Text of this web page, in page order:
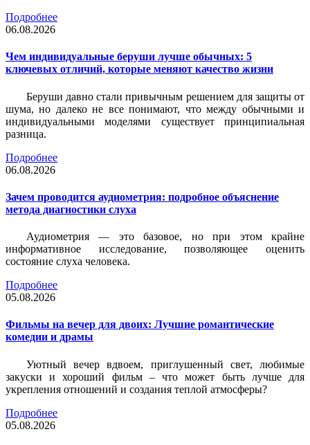
Подробнее
06.08.2026
Чем индивидуальные беруши лучше обычных: 5
ключевых отличий, которые меняют качество жизни
Беруши давно стали привычным решением для защиты от
шума, но далеко не все понимают, что между обычными и
индивидуальными моделями существует принципиальная
разница.
Подробнее
06.08.2026
Зачем проводится аудиометрия: подробное объяснение
метода диагностики слуха
Аудиометрия — это базовое, но при этом крайне
информативное исследование, позволяющее оценить
состояние слуха человека.
Подробнее
05.08.2026
Фильмы на вечер для двоих: Лучшие романтические
комедии и драмы
Уютный вечер вдвоем, приглушенный свет, любимые
закуски и хороший фильм – что может быть лучше для
укрепления отношений и создания теплой атмосферы?
Подробнее
05.08.2026